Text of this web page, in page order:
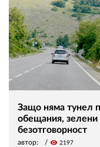
Защо няма тунел
обещания,
безотговорност
автор: visibility 2197